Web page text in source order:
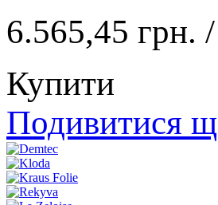
6.565,45 грн.
Купити
Подивитися